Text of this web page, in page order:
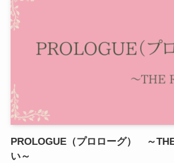
PROLOGUE（プロローグ） ～
い～